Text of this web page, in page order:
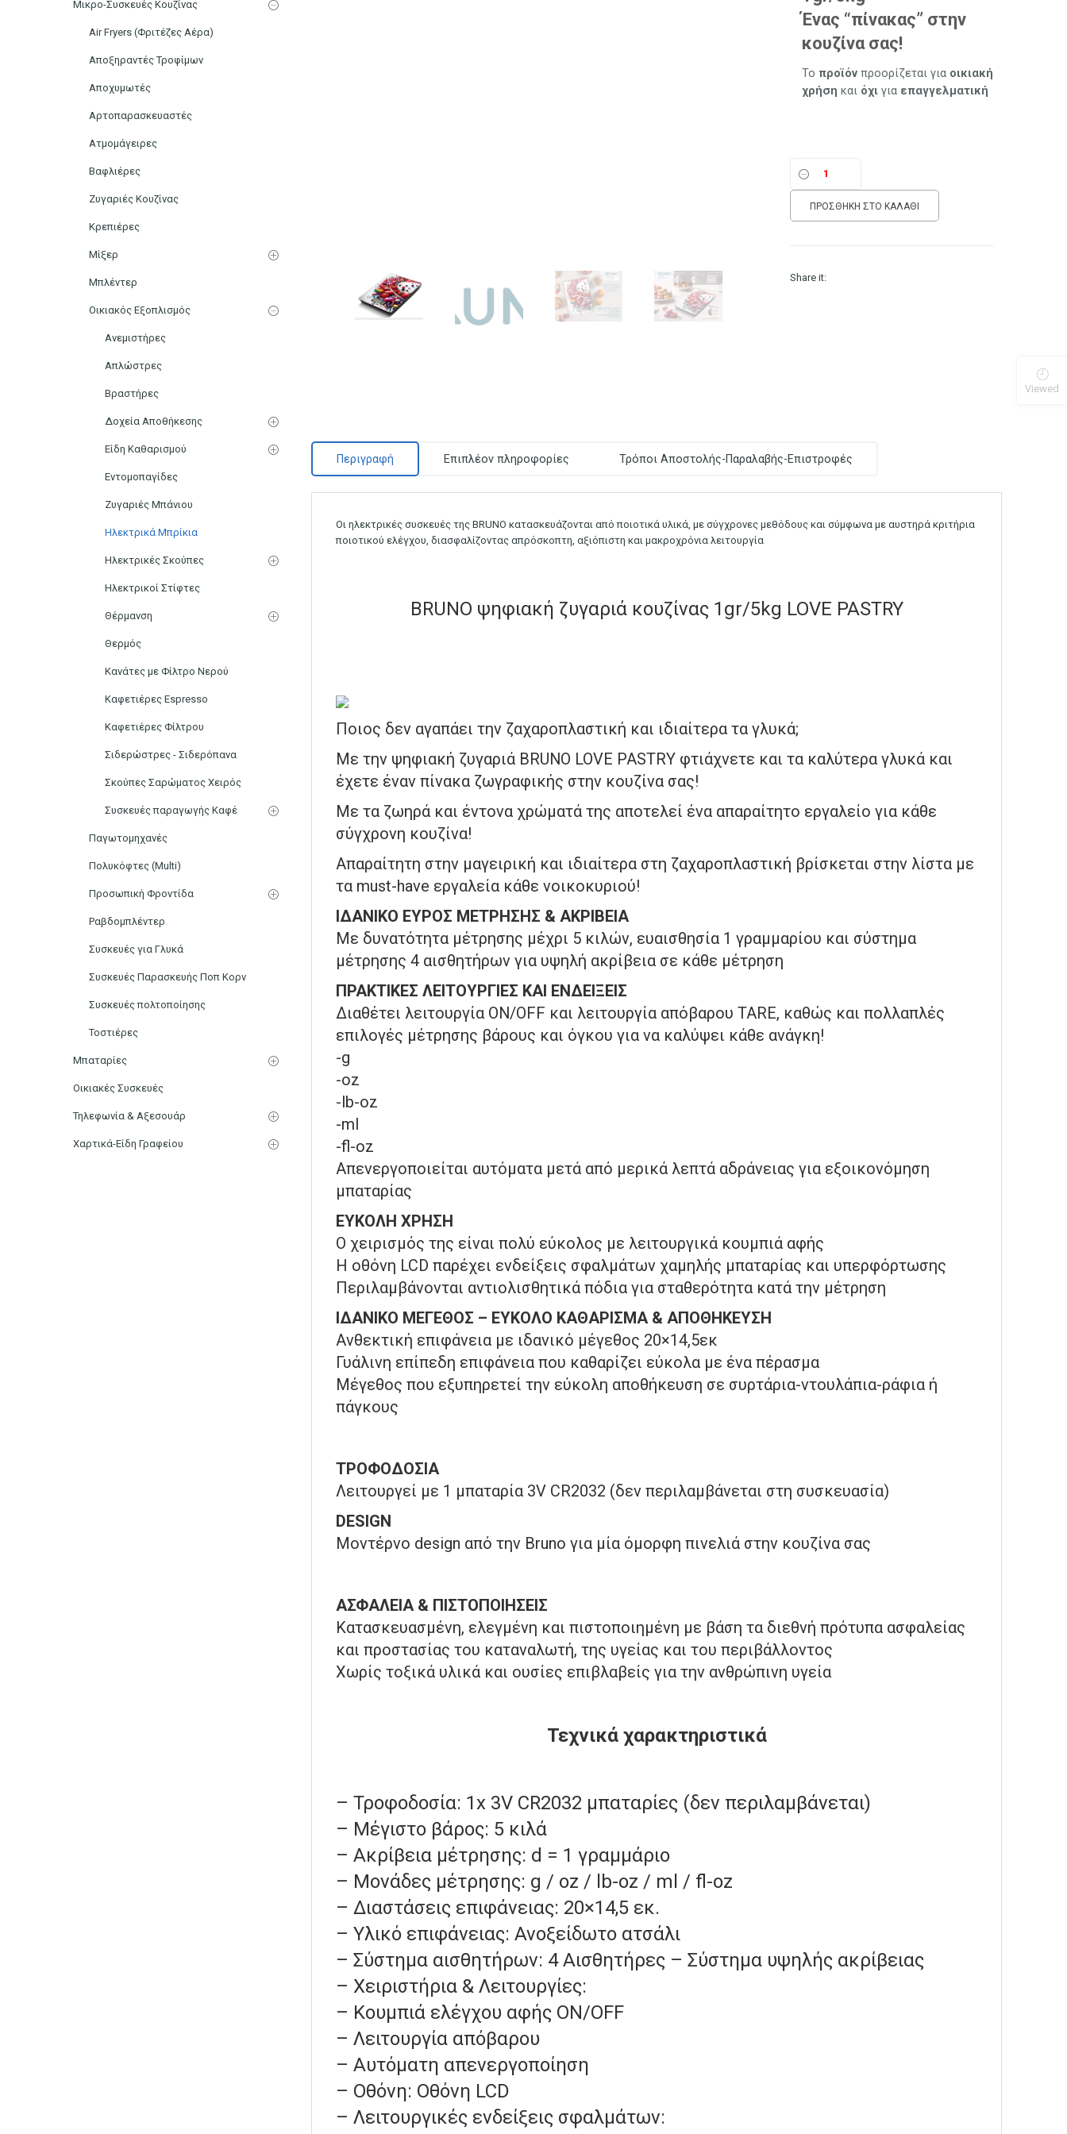
Ένας “πίνακας” στην
κουζίνα σας!
Το προϊόν προορίζεται για οικιακή
χρήση και όχι για επαγγελματική
ΠΡΟΣΘΉΚΗ ΣΤΟ ΚΑΛΆΘΙ
Share it:
Περιγραφή Επιπλέον πληροφορίες Τρόποι Αποστολής-Παραλαβής-Επιστροφές
Οι ηλεκτρικές συσκευές της BRUNO κατασκευάζονται από ποιοτικά υλικά, με σύγχρονες μεθόδους και σύμφωνα με αυστηρά κριτήρια
ποιοτικού ελέγχου, διασφαλίζοντας απρόσκοπτη, αξιόπιστη και μακρoχρόνια λειτουργία
BRUNO ψηφιακή ζυγαριά κουζίνας 1gr/5kg LOVE PASTRY
Ποιος δεν αγαπάει την ζαχαροπλαστική και ιδιαίτερα τα γλυκά;
Με την ψηφιακή ζυγαριά BRUNO LOVE PASTRY φτιάχνετε και τα καλύτερα γλυκά και
έχετε έναν πίνακα ζωγραφικής στην κουζίνα σας!
Με τα ζωηρά και έντονα χρώματά της αποτελεί ένα απαραίτητο εργαλείο για κάθε
σύγχρονη κουζίνα!
Απαραίτητη στην μαγειρική και ιδιαίτερα στη ζαχαροπλαστική βρίσκεται στην λίστα με
τα must-have εργαλεία κάθε νοικοκυριού!
ΙΔΑΝΙΚΟ ΕΥΡΟΣ ΜΕΤΡΗΣΗΣ & ΑΚΡΙΒΕΙΑ
Με δυνατότητα μέτρησης μέχρι 5 κιλών, ευαισθησία 1 γραμμαρίου και σύστημα
μέτρησης 4 αισθητήρων για υψηλή ακρίβεια σε κάθε μέτρηση
ΠΡΑΚΤΙΚΕΣ ΛΕΙΤΟΥΡΓΙΕΣ ΚΑΙ ΕΝΔΕΙΞΕΙΣ
Διαθέτει λειτουργία ON/OFF και λειτουργία απόβαρου TARE, καθώς και πολλαπλές
επιλογές μέτρησης βάρους και όγκου για να καλύψει κάθε ανάγκη!
-g
-oz
-lb-oz
-ml
-fl-oz
Απενεργοποιείται αυτόματα μετά από μερικά λεπτά αδράνειας για εξοικονόμηση
μπαταρίας
ΕΥΚΟΛΗ ΧΡΗΣΗ
Ο χειρισμός της είναι πολύ εύκολος με λειτουργικά κουμπιά αφής
Η οθόνη LCD παρέχει ενδείξεις σφαλμάτων χαμηλής μπαταρίας και υπερφόρτωσης
Περιλαμβάνονται αντιολισθητικά πόδια για σταθερότητα κατά την μέτρηση
ΙΔΑΝΙΚΟ ΜΕΓΕΘΟΣ – ΕΥΚΟΛΟ ΚΑΘΑΡΙΣΜΑ & ΑΠΟΘΗΚΕΥΣΗ
Ανθεκτική επιφάνεια με ιδανικό μέγεθος 20×14,5εκ
Γυάλινη επίπεδη επιφάνεια που καθαρίζει εύκολα με ένα πέρασμα
Μέγεθος που εξυπηρετεί την εύκολη αποθήκευση σε συρτάρια-ντουλάπια-ράφια ή
πάγκους
ΤΡΟΦΟΔΟΣΙΑ
Λειτουργεί με 1 μπαταρία 3V CR2032 (δεν περιλαμβάνεται στη συσκευασία)
DESIGN
Μοντέρνο design από την Bruno για μία όμορφη πινελιά στην κουζίνα σας
ΑΣΦΑΛΕΙΑ & ΠΙΣΤΟΠΟΙΗΣΕΙΣ
Κατασκευασμένη, ελεγμένη και πιστοποιημένη με βάση τα διεθνή πρότυπα ασφαλείας
και προστασίας του καταναλωτή, της υγείας και του περιβάλλοντος
Χωρίς τοξικά υλικά και ουσίες επιβλαβείς για την ανθρώπινη υγεία
Τεχνικά χαρακτηριστικά
– Τροφοδοσία: 1x 3V CR2032 μπαταρίες (δεν περιλαμβάνεται)
– Μέγιστο βάρος: 5 κιλά
– Ακρίβεια μέτρησης: d = 1 γραμμάριο
– Μονάδες μέτρησης: g / oz / lb-oz / ml / fl-oz
– Διαστάσεις επιφάνειας: 20×14,5 εκ.
– Υλικό επιφάνειας: Ανοξείδωτο ατσάλι
– Σύστημα αισθητήρων: 4 Αισθητήρες – Σύστημα υψηλής ακρίβειας
– Χειριστήρια & Λειτουργίες:
– Κουμπιά ελέγχου αφής ON/OFF
– Λειτουργία απόβαρου
– Αυτόματη απενεργοποίηση
– Οθόνη: Οθόνη LCD
– Λειτουργικές ενδείξεις σφαλμάτων:
Μικρο-Συσκευές Κουζίνας
Air Fryers (Φριτέζες Αέρα)
Αποξηραντές Τροφίμων
Αποχυμωτές
Αρτοπαρασκευαστές
Ατμομάγειρες
Βαφλιέρες
Ζυγαριές Κουζίνας
Κρεπιέρες
Μίξερ
Μπλέντερ
Οικιακός Εξοπλισμός
Ανεμιστήρες
Απλώστρες
Βραστήρες
Δοχεία Αποθήκεσης
Είδη Καθαρισμού
Εντομοπαγίδες
Ζυγαριές Μπάνιου
Ηλεκτρικά Μπρίκια
Ηλεκτρικές Σκούπες
Ηλεκτρικοί Στίφτες
Θέρμανση
Θερμός
Κανάτες με Φίλτρο Νερού
Καφετιέρες Espresso
Καφετιέρες Φίλτρου
Σιδερώστρες - Σιδερόπανα
Σκούπες Σαρώματος Χειρός
Συσκευές παραγωγής Καφέ
Παγωτομηχανές
Πολυκόφτες (Multi)
Προσωπική Φροντίδα
Ραβδομπλέντερ
Συσκευές για Γλυκά
Συσκευές Παρασκευής Ποπ Κορν
Συσκευές πολτοποίησης
Τοστιέρες
Μπαταρίες
Οικιακές Συσκευές
Τηλεφωνία & Αξεσουάρ
Χαρτικά-Είδη Γραφείου
Viewed